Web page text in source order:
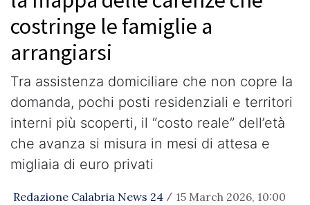
costringe le famiglie a
arrangiarsi
Tra assistenza domiciliare che non copre la
domanda, pochi posti residenziali e territori
interni più scoperti, il “costo reale” dell’età
che avanza si misura in mesi di attesa e
migliaia di euro privati
Redazione Calabria News 24 / 15 March 2026, 10:00